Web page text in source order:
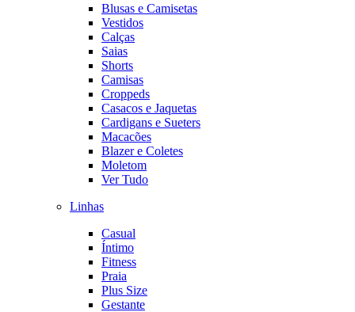
Blusas e Camisetas
Vestidos
Calças
Saias
Shorts
Camisas
Croppeds
Casacos e Jaquetas
Cardigans e Sueters
Macacões
Blazer e Coletes
Moletom
Ver Tudo
Linhas
Casual
Íntimo
Fitness
Praia
Plus Size
Gestante